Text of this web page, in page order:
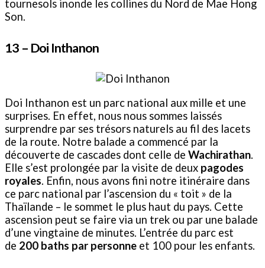
tournesols inonde les collines du Nord de Mae Hong
Son.
13 – Doi Inthanon
Doi Inthanon est un parc national aux mille et une
surprises. En effet, nous nous sommes laissés
surprendre par ses trésors naturels au fil des lacets
de la route. Notre balade a commencé par la
découverte de cascades dont celle de Wachirathan.
Elle s’est prolongée par la visite de deux pagodes
royales. Enfin, nous avons fini notre itinéraire dans
ce parc national par l’ascension du « toit » de la
Thaïlande – le sommet le plus haut du pays. Cette
ascension peut se faire via un trek ou par une balade
d’une vingtaine de minutes. L’entrée du parc est
de 200 baths par personne et 100 pour les enfants.